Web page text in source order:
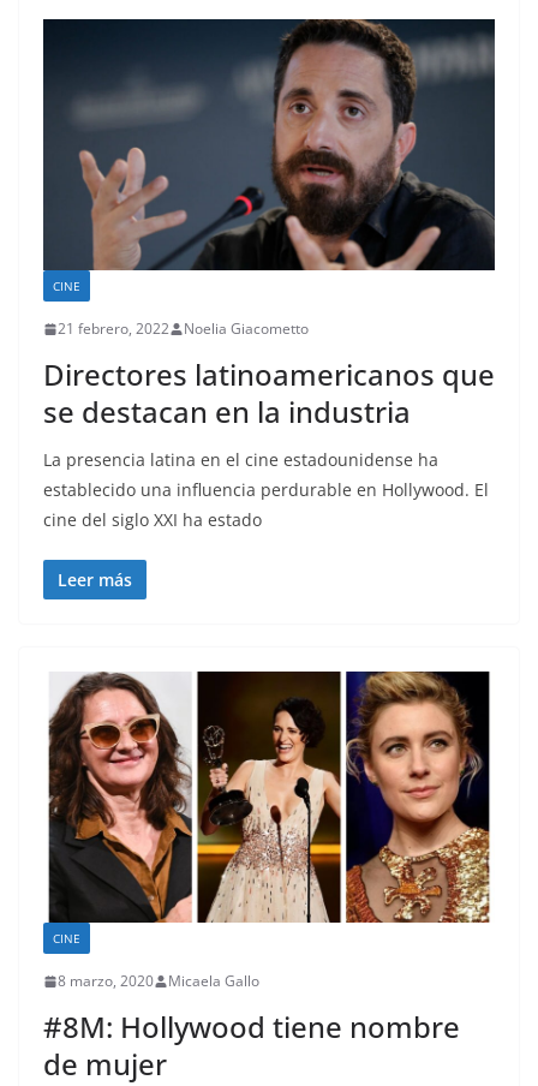
CINE
21 febrero, 2022 Noelia Giacometto
Directores latinoamericanos que
se destacan en la industria
La presencia latina en el cine estadounidense ha
establecido una influencia perdurable en Hollywood. El
cine del siglo XXI ha estado
Leer más
CINE
8 marzo, 2020 Micaela Gallo
#8M: Hollywood tiene nombre
de mujer